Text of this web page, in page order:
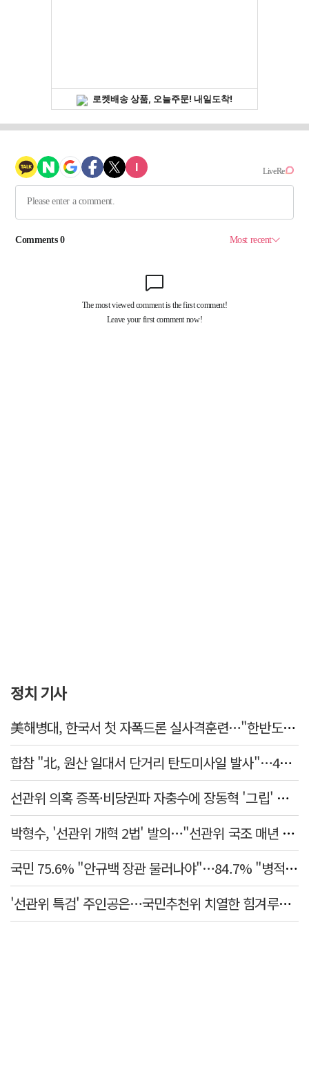
정치 기사
美해병대, 한국서 첫 자폭드론 실사격훈련…"한반도 지형 학습"
합참 "北, 원산 일대서 단거리 탄도미사일 발사"…42일 만
선관위 의혹 증폭·비당권파 자충수에 장동혁 '그립' 더 강해졌다
박형수, '선관위 개혁 2법' 발의…"선관위 국조 매년 실시"
국민 75.6% "안규백 장관 물러나야"…84.7% "병적기록부 공개해야"
'선관위 특검' 주인공은…국민추천위 치열한 힘겨루기 나설 듯